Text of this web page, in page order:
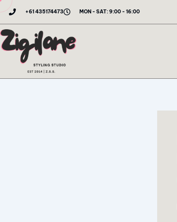
Skip
content
+61 435174473 MON - SAT: 9:00 - 16:00